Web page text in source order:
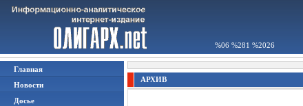
%06 %281 %2026
Главная
Новости
Досье
АРХИВ